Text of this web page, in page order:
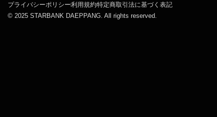
© 2025 STARBANK DAEPPANG. All rights reserved.
プライバシーポリシー利用規約特定商取引法に基づく表記